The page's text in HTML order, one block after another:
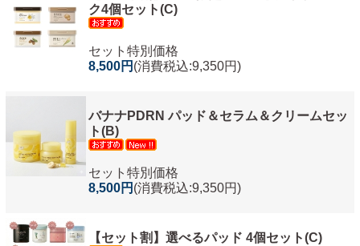
ク4個セット(C)
セット特別価格
8,500円 (消費税込:9,350円)
バナナPDRN パッド＆セラム＆クリームセッ
ト(B)
セット特別価格
8,500円 (消費税込:9,350円)
【セット割】選べるパッド 4個セット(C)